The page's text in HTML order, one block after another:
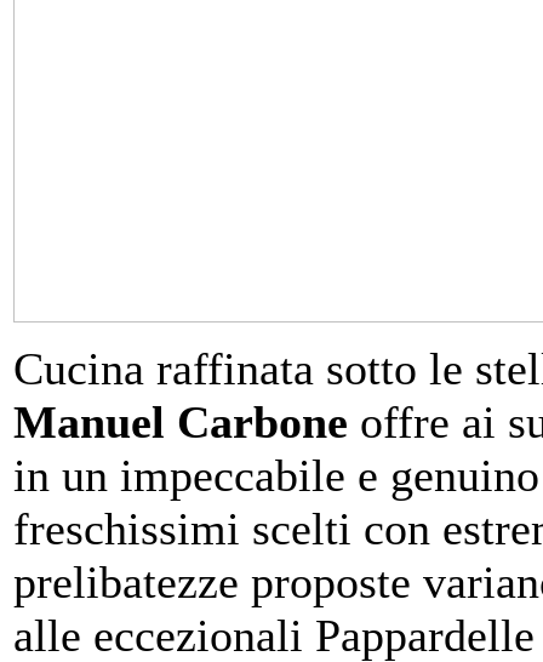
Cucina raffinata sotto le
Manuel Carbone offre ai
in un impeccabile e
freschissimi scelti con
prelibatezze proposte
alle eccezionali